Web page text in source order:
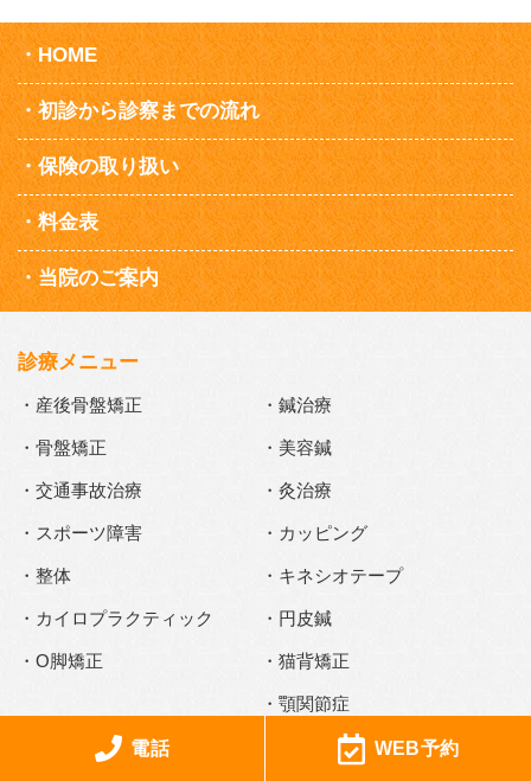
電話 WEB予約
HOME
初診から診察までの流れ
保険の取り扱い
料金表
当院のご案内
診療メニュー
・産後骨盤矯正
・骨盤矯正
・交通事故治療
・スポーツ障害
・整体
・カイロプラクティック
・O脚矯正
・鍼治療
・美容鍼
・灸治療
・カッピング
・キネシオテープ
・円皮鍼
・猫背矯正
・顎関節症
症状別メニュー